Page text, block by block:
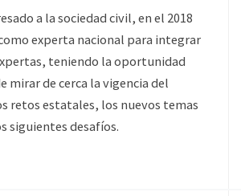
a la sociedad civil, en el 2018
experta nacional para integrar
teniendo la oportunidad
mirar de cerca la vigencia del
retos estatales, los nuevos temas
siguientes desafíos.